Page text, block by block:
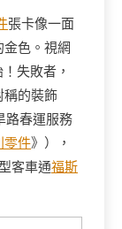
張卡像一面
色。視網
失敗者，
稱的裝飾
路春運服務
零件》），
客車通福斯